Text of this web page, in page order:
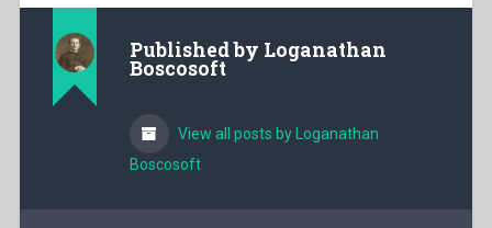
Published by Loganathan
Boscosoft
View all posts by Loganathan
Boscosoft